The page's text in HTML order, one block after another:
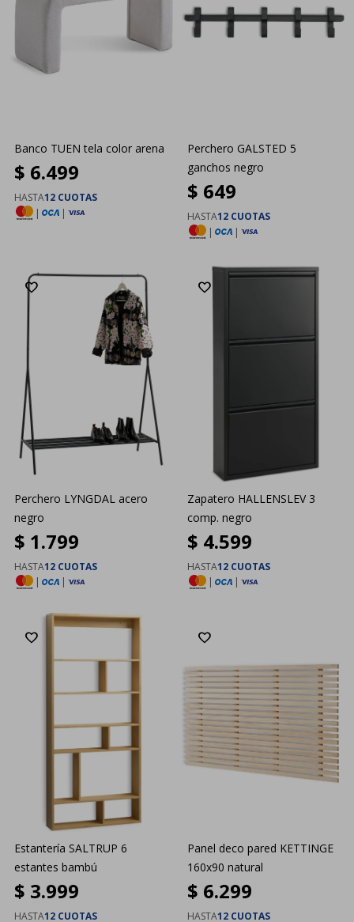
Banco TUEN tela color arena
$ 6.499
HASTA12 CUOTAS
|
|
Perchero GALSTED 5
ganchos negro
$ 649
HASTA12 CUOTAS
|
|
Perchero LYNGDAL acero
negro
$ 1.799
HASTA12 CUOTAS
|
|
Zapatero HALLENSLEV 3
comp. negro
$ 4.599
HASTA12 CUOTAS
|
|
Estantería SALTRUP 6
estantes bambú
$ 3.999
HASTA12 CUOTAS
Panel deco pared KETTINGE
160x90 natural
$ 6.299
HASTA12 CUOTAS